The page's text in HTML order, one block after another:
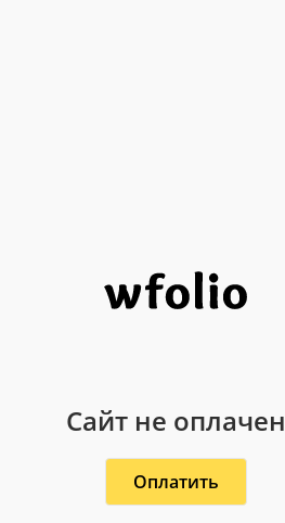
Сайт не оплачен
Оплатить